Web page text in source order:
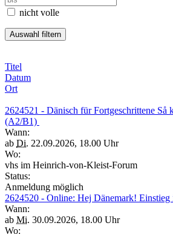
nicht volle
Titel
Datum
Ort
2624521 - Dänisch für Fortgeschrittene Så
(A2/B1)
Wann:
ab Di. 22.09.2026, 18.00 Uhr
Wo:
vhs im Heinrich-von-Kleist-Forum
Status:
Anmeldung möglich
2624520 - Online: Hej Dänemark! Einstieg
Wann:
ab Mi. 30.09.2026, 18.00 Uhr
Wo: